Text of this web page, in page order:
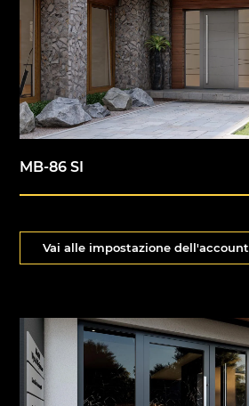
MB-86 SI
Vai alle impostazione dell'account